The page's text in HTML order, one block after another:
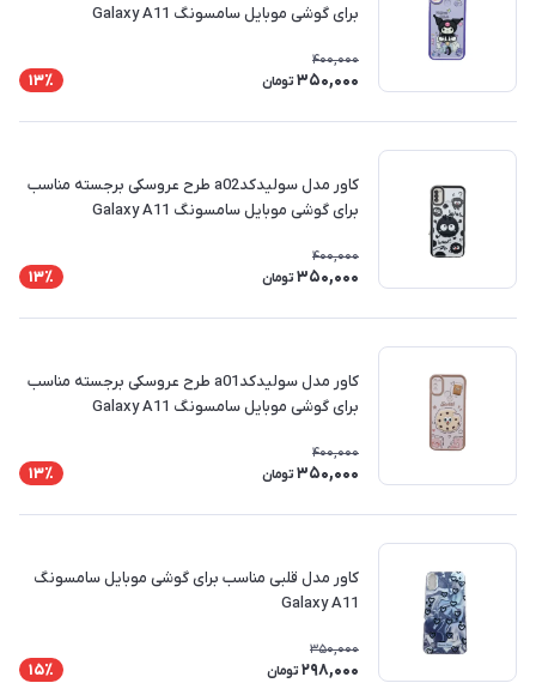
برای گوشی موبایل سامسونگ Galaxy A11
400,000
350,000 تومان 13٪
کاور مدل سولیدکدa02 طرح عروسکی برجسته مناسب
برای گوشی موبایل سامسونگ Galaxy A11
400,000
350,000 تومان 13٪
کاور مدل سولیدکدa01 طرح عروسکی برجسته مناسب
برای گوشی موبایل سامسونگ Galaxy A11
400,000
350,000 تومان 13٪
کاور مدل قلبی مناسب برای گوشی موبایل سامسونگ
Galaxy A11
350,000
298,000 تومان 15٪